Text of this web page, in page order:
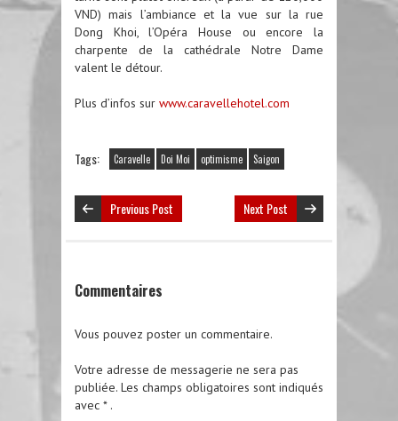
VND) mais l’ambiance et la vue sur la rue
Dong Khoi, l’Opéra House ou encore la
charpente de la cathédrale Notre Dame
valent le détour.
Plus d’infos sur www.caravellehotel.com
Tags: Caravelle Doi Moi optimisme Saigon
Previous Post Next Post
Commentaires
Vous pouvez poster un commentaire.
Votre adresse de messagerie ne sera pas
publiée. Les champs obligatoires sont indiqués
avec * .